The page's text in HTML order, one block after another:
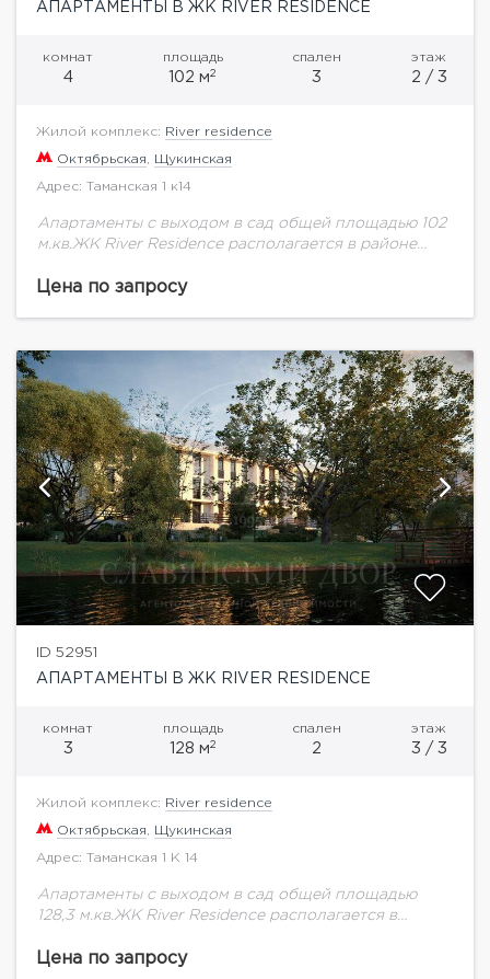
АПАРТАМЕНТЫ В ЖК RIVER RESIDENCE
комнат
4
площадь
102 м2
спален
3
этаж
2 / 3
Жилой комплекс: River residence
Октябрьская Щукинская
Адрес: Таманская 1 к14
Апартаменты с выходом в сад общей площадью 102
м.кв.ЖК River Residence располагается в районе
столичных уголков. Премиальный квартал возведен
Цена по запросу
ID 52951
АПАРТАМЕНТЫ В ЖК RIVER RESIDENCE
комнат
3
площадь
128 м2
спален
2
этаж
3 / 3
Жилой комплекс: River residence
Октябрьская Щукинская
Адрес: Таманская 1 К 14
Апартаменты с выходом в сад общей площадью
128,3 м.кв.ЖК River Residence располагается в
престижных столичных уголков. Премиальный
Цена по запросу